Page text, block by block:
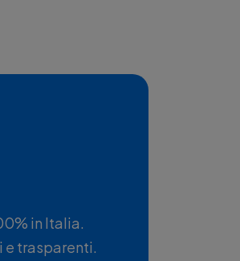
in Italia.
trasparenti.